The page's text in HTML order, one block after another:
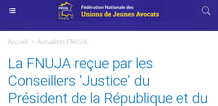
Accueil > Actualités FNUJA
La FNUJA reçue par les
Conseillers 'Justice' du
Président de la République et du